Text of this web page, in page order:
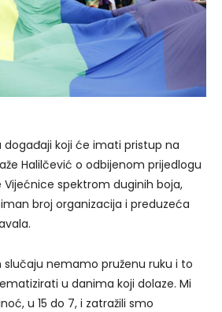
događaji koji će imati pristup na
Halilčević o odbijenom prijedlogu
spektrom duginih boja,
broj organizacija i preduzeća
slučaju nemamo pruženu ruku i to
u danima koji dolaze. Mi
u 15 do 7, i zatražili smo